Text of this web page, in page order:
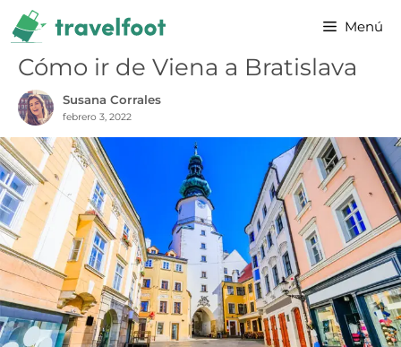
Saltar
al
contenido
Menú
Cómo ir de Viena a Bratislava
Susana Corrales
febrero 3, 2022